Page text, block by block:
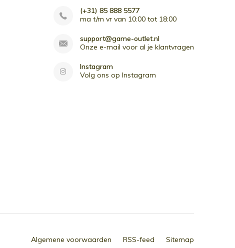
(+31) 85 888 5577
ma t/m vr van 10:00 tot 18:00
support@game-outlet.nl
Onze e-mail voor al je klantvragen
Instagram
Volg ons op Instagram
Algemene voorwaarden RSS-feed Sitemap